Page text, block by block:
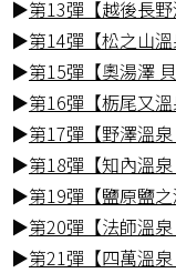
▶第13彈【越後長野
▶第14彈【松之山溫
▶第15彈【奧湯澤 貝
▶第16彈【栃尾又溫
▶第17彈【野澤溫泉
▶第18彈【知內溫泉
▶第19彈【鹽原鹽之
▶第20彈【法師溫泉
▶第21彈【四萬溫泉